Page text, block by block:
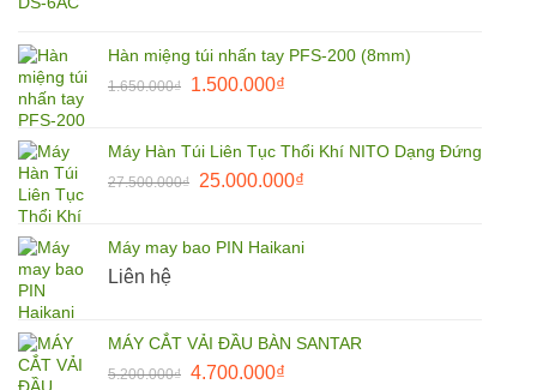
95.000.000₫.là:
Hàn miệng túi nhấn tay PFS-200 (8mm)
1.650.000₫
Giá
1.650.000₫.
1.500.000₫Giá
là:
1.500.000₫.
Máy Hàn Túi Liên Tục Thổi Khí NITO Dạng Đứng
27.500.000₫
Giá
27.500.000₫.
25.000.000₫Giá
là:
Máy may bao PIN Haikani
Liên hệ
MÁY CẮT VẢI ĐẦU BÀN SANTAR
5.200.000₫ Giá
4.700.000₫Giá